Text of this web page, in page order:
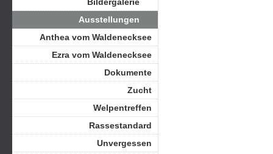
Ausstellungen
Anthea vom Waldenecksee
Ezra vom Waldenecksee
Dokumente
Zucht
Welpentreffen
Rassestandard
Unvergessen